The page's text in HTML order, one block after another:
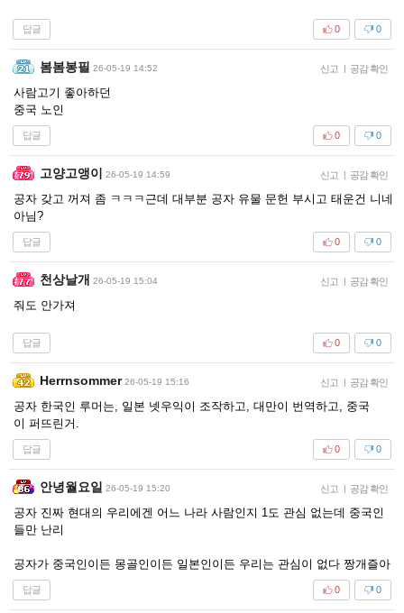
답글 0
0
봄봄봉필 26-05-19 14:52 신고 | 공감 확인
사람고기 좋아하던
중국 노인
답글 0
0
고양고앵이 26-05-19 14:59 신고 | 공감 확인
공자 갖고 꺼져 좀 ㅋㅋㅋ근데 대부분 공자 유물 문헌 부시고 태운건 니네
아님?
답글 0
0
천상날개 26-05-19 15:04 신고 | 공감 확인
줘도 안가져
답글 0
0
Herrnsommer 26-05-19 15:16 신고 | 공감 확인
공자 한국인 루머는, 일본 넷우익이 조작하고, 대만이 번역하고, 중국
이 퍼뜨린거.
답글 0
0
안녕월요일 26-05-19 15:20 신고 | 공감 확인
공자 진짜 현대의 우리에겐 어느 나라 사람인지 1도 관심 없는데 중국인
들만 난리
공자가 중국인이든 몽골인이든 일본인이든 우리는 관심이 없다 짱개즐아
답글 0
0